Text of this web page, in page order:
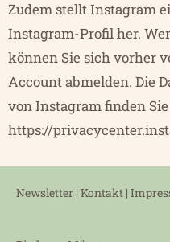
Zudem stellt Instagram
Instagram-Profil her.
können Sie sich vorher
Account abmelden. Die
von Instagram finden
https://
Newsletter | Kontakt |